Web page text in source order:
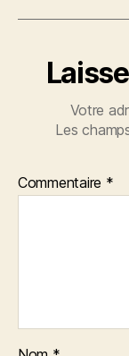
Votre
Les
Commentaire *